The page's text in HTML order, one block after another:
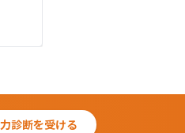
診断を受ける